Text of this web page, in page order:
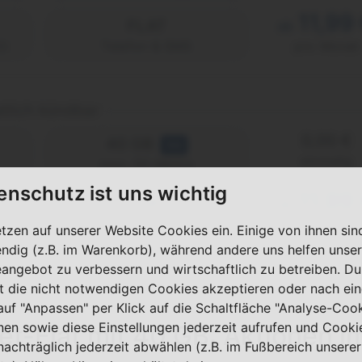
max. 50 Mbit/s
FLAT
Telefon & SMS pro Monat
Flat mit 40 GB: Aktionen
ist uns wichtig
auf unserer Website Cookies ein. Einige von ihnen
(z.B. im Warenkorb), während andere uns helfen unser
zu verbessern und wirtschaftlich zu betreiben. Du
die nicht notwendigen Cookies akzeptieren oder nach
"Anpassen" per Klick auf die Schaltfläche "Analyse-
sowie diese Einstellungen jederzeit aufrufen und
jederzeit abwählen (z.B. im Fußbereich unserer